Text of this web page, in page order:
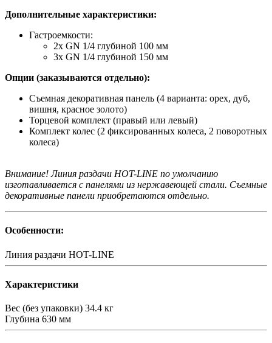
Дополнительные характеристики:
Гастроемкости:
2х GN 1/4 глубиной 100 мм
3х GN 1/4 глубиной 150 мм
Опции (заказываются отдельно):
Съемная декоративная панель (4 варианта: орех, дуб,
вишня, красное золото)
Торцевой комплект (правый или левый)
Комплект колес (2 фиксированных колеса, 2 поворотных
колеса)
Внимание! Линия раздачи HOT-LINE по умолчанию
изготавливается с панелями из нержавеющей стали. Съемные
декоративные панели приобретаются отдельно.
Особенности:
Линия раздачи HOT-LINE
Характеристики
Вес (без упаковки) 34.4 кг
Глубина 630 мм